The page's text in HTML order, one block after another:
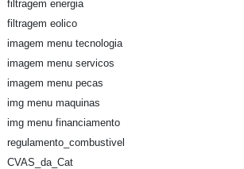
filtragem energia
filtragem eolico
imagem menu tecnologia
imagem menu servicos
imagem menu pecas
img menu maquinas
img menu financiamento
regulamento_combustivel
CVAS_da_Cat